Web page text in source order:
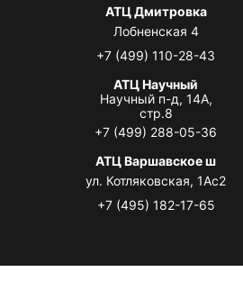
АТЦ Дмитровка
Лобненская 4
+7 (499) 110-28-43
АТЦ Научный
Научный п-д, 14А,
стр.8
+7 (499) 288-05-36
АТЦ Варшавское ш
ул. Котляковская, 1Ас2
+7 (495) 182-17-65